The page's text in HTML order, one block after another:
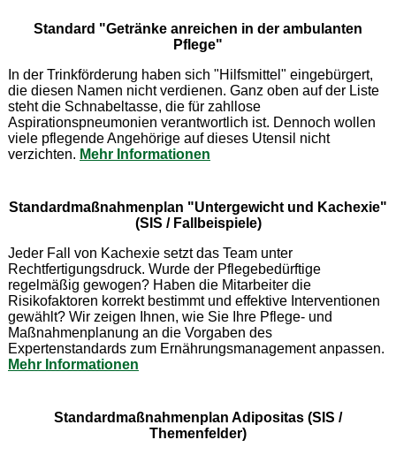
Standard "Getränke anreichen in der ambulanten
Pflege"
In der Trinkförderung haben sich "Hilfsmittel" eingebürgert,
die diesen Namen nicht verdienen. Ganz oben auf der Liste
steht die Schnabeltasse, die für zahllose
Aspirationspneumonien verantwortlich ist. Dennoch wollen
viele pflegende Angehörige auf dieses Utensil nicht
verzichten. Mehr Informationen
Standardmaßnahmenplan "Untergewicht und Kachexie"
(SIS / Fallbeispiele)
Jeder Fall von Kachexie setzt das Team unter
Rechtfertigungsdruck. Wurde der Pflegebedürftige
regelmäßig gewogen? Haben die Mitarbeiter die
Risikofaktoren korrekt bestimmt und effektive Interventionen
gewählt? Wir zeigen Ihnen, wie Sie Ihre Pflege- und
Maßnahmenplanung an die Vorgaben des
Expertenstandards zum Ernährungsmanagement anpassen.
Mehr Informationen
Standardmaßnahmenplan Adipositas (SIS /
Themenfelder)